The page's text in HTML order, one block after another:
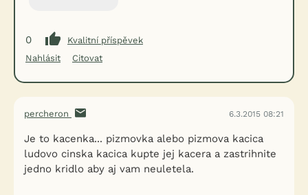
0
Kvalitní příspěvek
Nahlásit
Citovat
percheron 6.3.2015 08:21
Je to kacenka... pizmovka alebo pizmova kacica
ludovo cinska kacica kupte jej kacera a zastrihnite
jedno kridlo aby aj vam neuletela.